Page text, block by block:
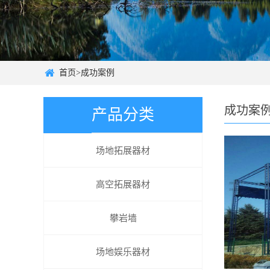
首页>成功案例
产品分类
场地拓展器材
高空拓展器材
攀岩墙
场地娱乐器材
成功案